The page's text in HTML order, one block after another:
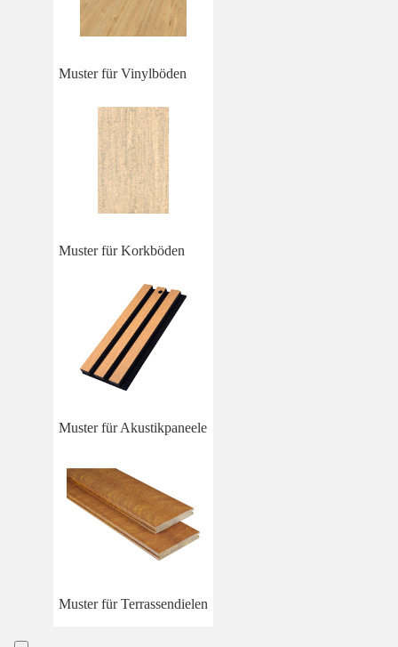
Muster für Vinylböden
Muster für Korkböden
Muster für Akustikpaneele
Muster für Terrassendielen